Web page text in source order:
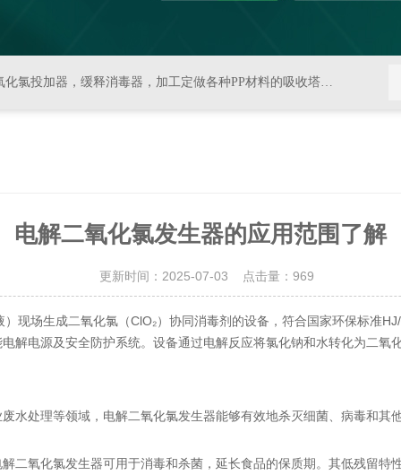
加工定做各种PP材料的吸收塔尾气处理，排风管道，PVC材料的杀菌，消毒等设备
电解二氧化氯发生器的应用范围了解
更新时间：2025-07-03 点击量： 969
现场生成二氧化氯（ClO₂）协同消毒剂的设备，符合国家环保标准
解电源及安全防护系统。设备通过电解反应将氯化钠和水转化为二
水处理等领域，电解二氧化氯发生器能够有效地杀灭细菌、病毒和
二氧化氯发生器可用于消毒和杀菌，延长食品的保质期。其低残留特